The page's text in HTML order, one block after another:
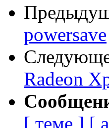
powersave
Radeon
[ теме ] [